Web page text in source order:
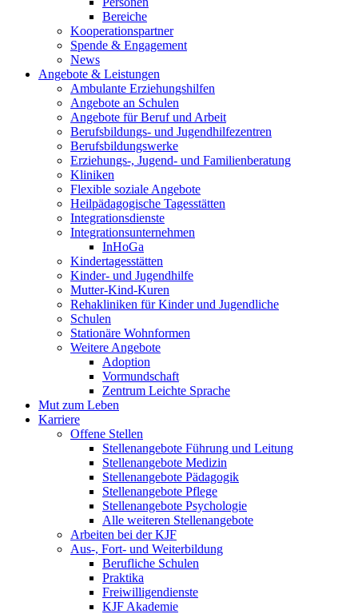
Bereiche
Kooperationspartner
Spende & Engagement
News
Angebote & Leistungen
Ambulante Erziehungshilfen
Angebote an Schulen
Angebote für Beruf und Arbeit
Berufsbildungs- und Jugendhilfezentren
Berufsbildungswerke
Erziehungs-, Jugend- und Familienberatung
Kliniken
Flexible soziale Angebote
Heilpädagogische Tagesstätten
Integrationsdienste
Integrationsunternehmen
InHoGa
Kindertagesstätten
Kinder- und Jugendhilfe
Mutter-Kind-Kuren
Rehakliniken für Kinder und Jugendliche
Schulen
Stationäre Wohnformen
Weitere Angebote
Adoption
Vormundschaft
Zentrum Leichte Sprache
Mut zum Leben
Karriere
Offene Stellen
Stellenangebote Führung und Leitung
Stellenangebote Medizin
Stellenangebote Pädagogik
Stellenangebote Pflege
Stellenangebote Psychologie
Alle weiteren Stellenangebote
Arbeiten bei der KJF
Aus-, Fort- und Weiterbildung
Berufliche Schulen
Praktika
Freiwilligendienste
KJF Akademie